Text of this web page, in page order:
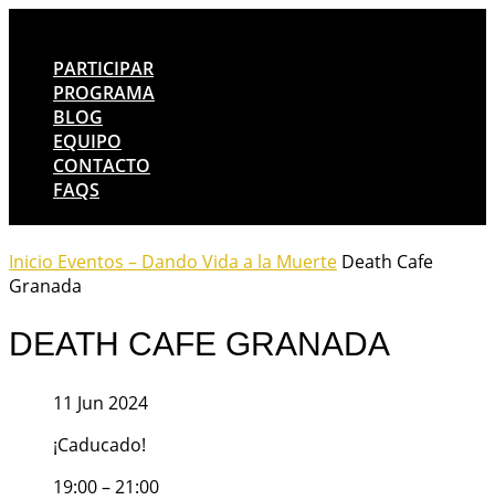
PARTICIPAR
PROGRAMA
BLOG
EQUIPO
CONTACTO
FAQS
Inicio Eventos – Dando Vida a la Muerte Death Cafe
Granada
DEATH CAFE GRANADA
11 Jun 2024
¡Caducado!
19:00 – 21:00